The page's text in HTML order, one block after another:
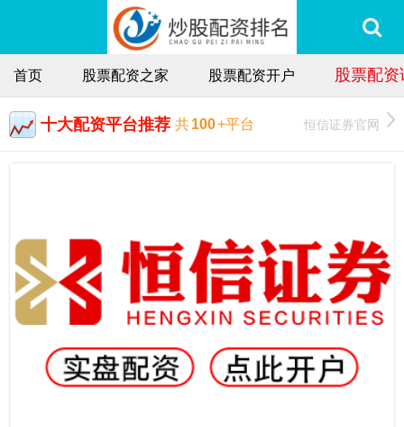
首页 股票配资之家 股票配资开户 股票配
十大配资平台推荐 共100+平台 恒信证券官网